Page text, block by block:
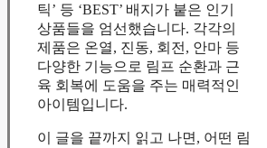
틱’ 등 ‘BEST’ 배지가 붙은 인기
상품들을 엄선했습니다. 각각의
제품은 온열, 진동, 회전, 안마 등
다양한 기능으로 림프 순환과 근
육 회복에 도움을 주는 매력적인
아이템입니다.
이 글을 끝까지 읽고 나면, 어떤 림